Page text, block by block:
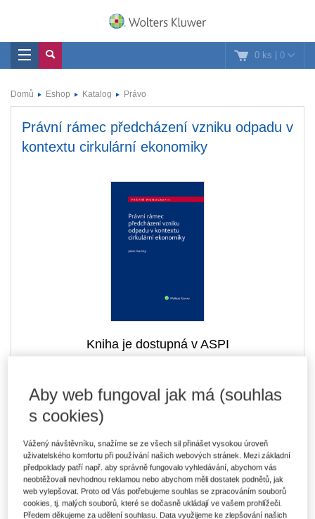
0 ks | 0
Domů Eshop Katalog Právo
Právní rámec předcházení vzniku odpadu v
kontextu cirkulární ekonomiky
Kniha je dostupná v ASPI
Tištěná kniha
Skladem- expedice do 2 pracovních dnů
306 Kč
E-kniha Smarteca + soubory ke stažení
V prodeji - ihned k dispozici
Co je Smarteca?
Kde najdu soubory e-knih?
Aby web fungoval jak má (souhlas
s cookies)
Vážený návštěvníku, snažíme se ze všech sil přinášet vysokou úroveň
uživatelského komfortu při používání našich webových stránek. Mezi základní
předpoklady patří např. aby správně fungovalo vyhledávání, abychom vás
neobtěžovali nevhodnou reklamou nebo abychom měli dostatek podnětů, jak
web vylepšovat. Proto od Vás potřebujeme souhlas se zpracováním souborů
cookies, tj. malých souborů, které se dočasně ukládají ve vašem prohlížeči.
Předem děkujeme za udělení souhlasu. Data využijeme ke zlepšování našich